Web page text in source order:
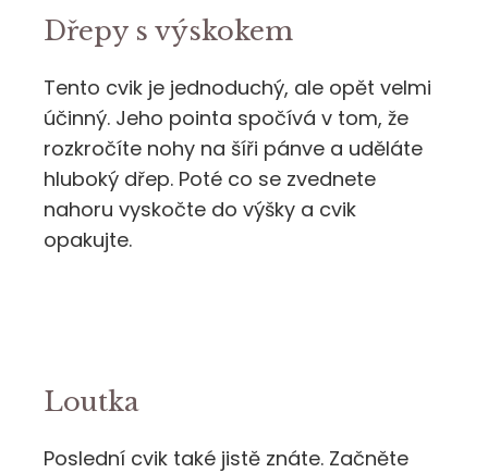
Dřepy s výskokem
Tento cvik je jednoduchý, ale opět velmi
účinný. Jeho pointa spočívá v tom, že
rozkročíte nohy na šíři pánve a uděláte
hluboký dřep. Poté co se zvednete
nahoru vyskočte do výšky a cvik
opakujte.
Loutka
Poslední cvik také jistě znáte. Začněte